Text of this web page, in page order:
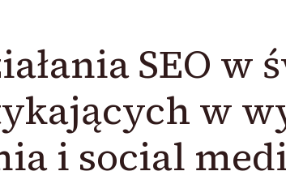
SEO w
w
i social